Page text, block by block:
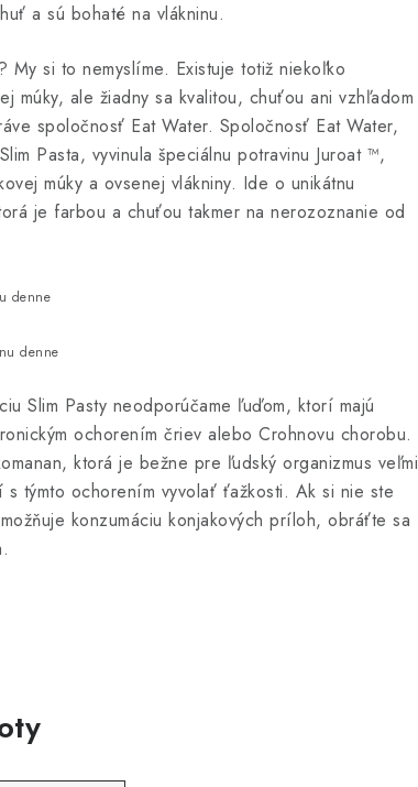
a sú bohaté na vlákninu.
My si to nemyslíme. Existuje totiž niekoľko
múky, ale žiadny sa kvalitou, chuťou ani vzhľadom
spoločnosť Eat Water. Spoločnosť Eat Water,
Pasta, vyvinula špeciálnu potravinu Juroat ™,
múky a ovsenej vlákniny. Ide o unikátnu
je farbou a chuťou takmer na nerozoznanie od
denne
denne
Slim Pasty neodporúčame ľuďom, ktorí majú
ochorením čriev alebo Crohnovu chorobu.
ktorá je bežne pre ľudský organizmus veľmi
týmto ochorením vyvolať ťažkosti. Ak si nie ste
konzumáciu konjakových príloh, obráťte sa